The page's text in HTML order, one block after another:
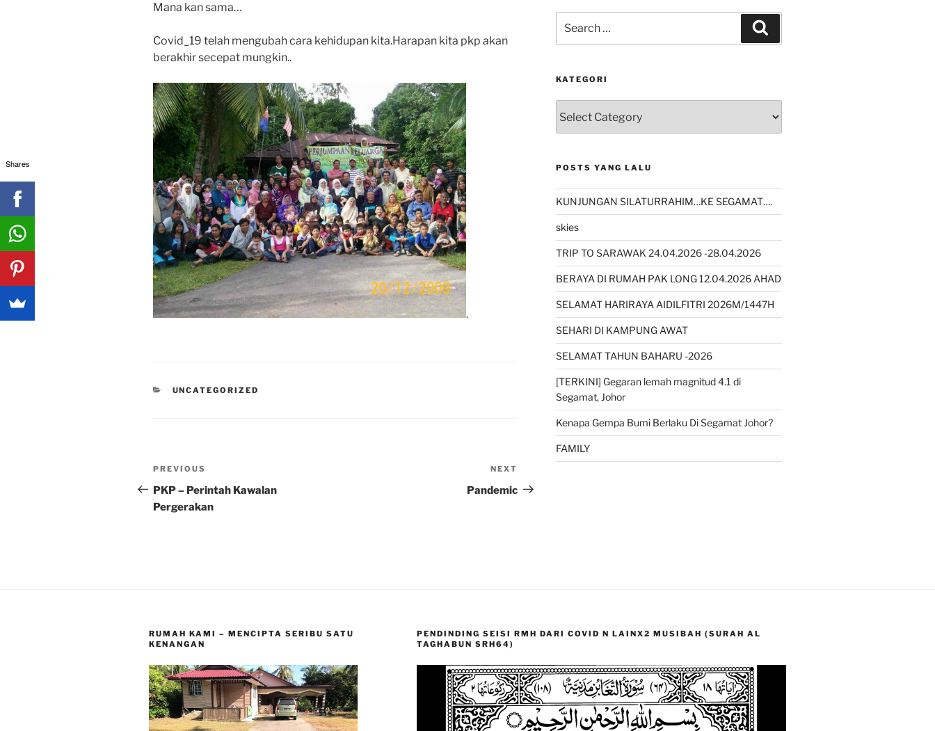
Mana kan sama…
Covid_19 telah mengubah cara kehidupan kita.Harapan kita pkp akan
berakhir secepat mungkin..
.
CATEGORIES
UNCATEGORIZED
Post
navigation
Previous
Post
PREVIOUS
PKP – Perintah Kawalan
Pergerakan
Post
NEXT
Pandemic
for:
KATEGORI
POSTS YANG LALU
KUNJUNGAN SILATURRAHIM…KE SEGAMAT….
skies
TRIP TO SARAWAK 24.04.2026 -28.04.2026
BERAYA DI RUMAH PAK LONG 12.04.2026 AHAD
SELAMAT HARIRAYA AIDILFITRI 2026M/1447H
SEHARI DI KAMPUNG AWAT
SELAMAT TAHUN BAHARU -2026
[TERKINI] Gegaran lemah magnitud 4.1 di
Segamat, Johor
Kenapa Gempa Bumi Berlaku Di Segamat Johor?
FAMILY
RUMAH KAMI – MENCIPTA SERIBU SATU
KENANGAN
PENDINDING SEISI RMH DARI COVID N LAINX2 MUSIBAH (SURAH AL
TAGHABUN SRH64)
Shares